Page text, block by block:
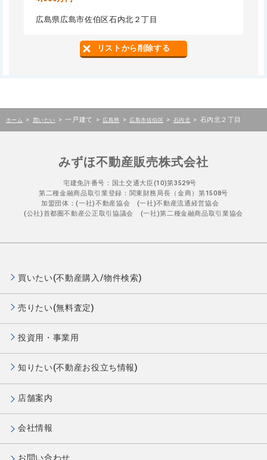
広島県広島市佐伯区石内北２丁目
リストから削除する
ホーム > 買いたい > 一戸建て > 広島県 > 広島市佐伯区 > 石内北 > 石内北２丁目
みずほ不動産販売株式会社
宅建免許番号：国土交通大臣(10)第3529号
第二種金融商品取引業登録：関東財務局長（金商）第1508号
加盟団体：(一社)不動産協会 (一社)不動産流通経営協会
(公社)首都圏不動産公正取引協議会 (一社)第二種金融商品取引業協会
買いたい(不動産購入/物件検索)
売りたい(無料査定)
投資用・事業用
知りたい(不動産お役立ち情報)
店舗案内
会社情報
お問い合わせ